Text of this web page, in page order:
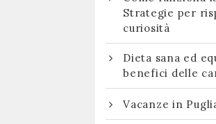
Strategie per
curiosità
Dieta sana ed
benefici delle
Vacanze in